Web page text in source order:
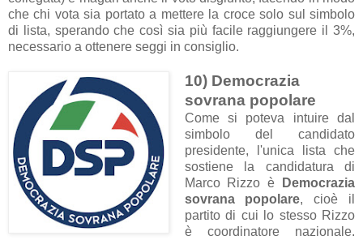
che chi vota sia portato a mettere la croce solo sul simbolo
di lista, sperando che così sia più facile raggiungere il 3%,
necessario a ottenere seggi in consiglio.
10) Democrazia
sovrana popolare
Come si poteva intuire dal
simbolo del candidato
presidente, l'unica lista che
sostiene la candidatura di
Marco Rizzo è
Democrazia
sovrana popolare, cioè il
partito di cui lo stesso Rizzo
è coordinatore nazionale.